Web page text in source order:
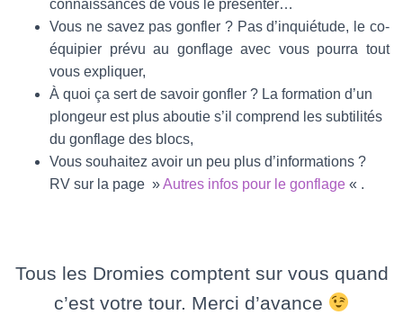
connaissances de vous le présenter…
Vous ne savez pas gonfler ? Pas d’inquiétude, le co-
équipier prévu au gonflage avec vous pourra tout
vous expliquer,
À quoi ça sert de savoir gonfler ? La formation d’un
plongeur est plus aboutie s’il comprend les subtilités
du gonflage des blocs,
Vous souhaitez avoir un peu plus d’informations ?
RV sur la page »Autres infos pour le gonflage « .
Tous les Dromies comptent sur vous quand
c’est votre tour. Merci d’avance